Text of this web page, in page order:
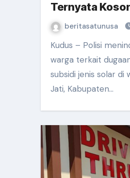
Ternyata
beritasatunusa
Kudus – Polisi menindaklanjuti laporan
warga terkait
subsidi jenis solar di
Jati, Kabupaten…